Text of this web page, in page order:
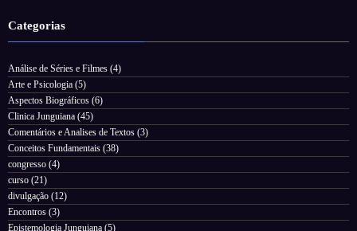
Categorias
Análise de Séries e Filmes (4)
Arte e Psicologia (5)
Aspectos Biográficos (6)
Clinica Junguiana (45)
Comentários e Analises de Textos (3)
Conceitos Fundamentais (38)
congresso (4)
curso (21)
divulgação (12)
Encontros (3)
Epistemologia Junguiana (5)